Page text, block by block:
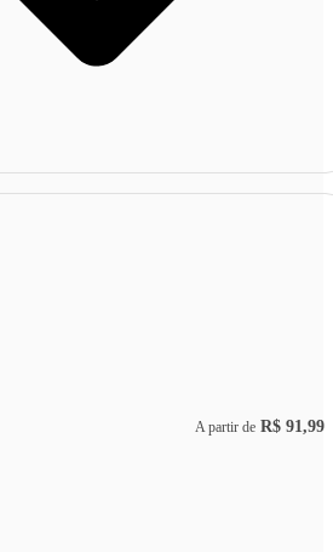
A partir de R$ 91,99